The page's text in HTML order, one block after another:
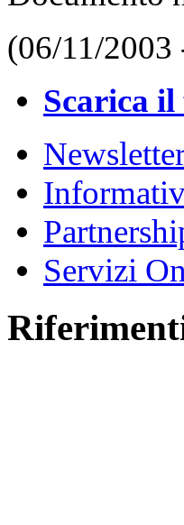
(06/11/2003
Scarica il
Servizi